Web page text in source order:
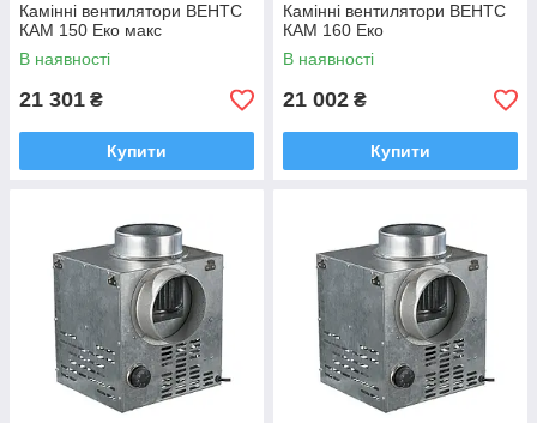
Камінні вентилятори ВЕНТС
КАМ 150 Еко макс
В наявності
21 301 ₴
Купити
Камінні вентилятори ВЕНТС
КАМ 160 Еко
В наявності
21 002 ₴
Купити